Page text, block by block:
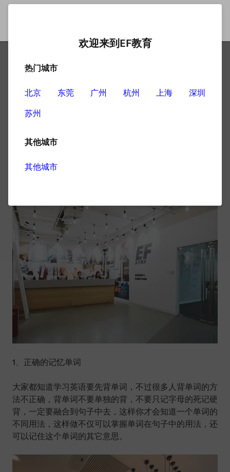
上海英语学习机构关于英语
的学习技巧
很多成人为了让自己有所提升，都会选择学习一门语言，
而英语是很多人的选择。那为什么有那么多人会选择英语
呢？因为英语的使用范围太广了，全世界都在说英语，所
以掌握英语对我们有很大的帮助，那英语要怎么学习呢？
1、正确的记忆单词
大家都知道学习英语要先背单词，不过很多人背单词的方
法不正确，背单词不要单独的背，不要只记字母的死记硬
背，一定要融合到句子中去，这样你才会知道一个单词的
不同用法，这样做不仅可以掌握单词在句子中的用法，还
可以记住这个单词的其它意思。
欢迎来到EF教育
热门城市
北京 东莞 广州 杭州 上海
深圳
苏州
其他城市
其他城市